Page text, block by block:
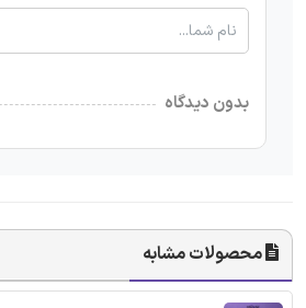
بدون دیدگاه
محصولات مشابه